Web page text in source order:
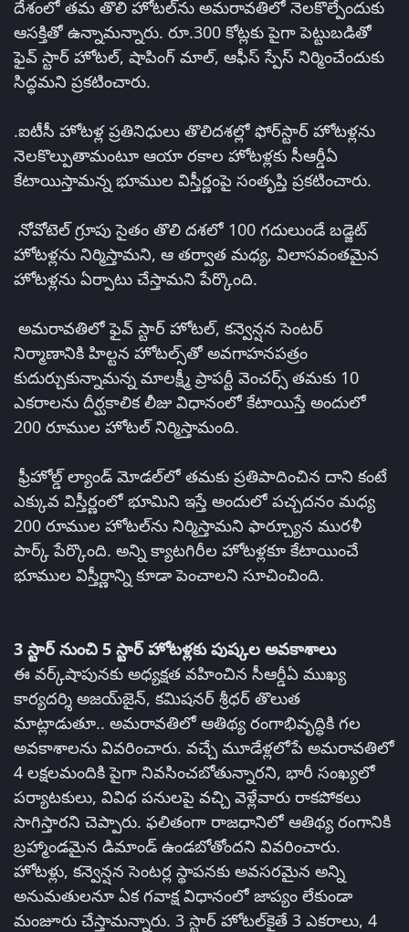
దేశంలో తమ తొలి హోటల్‌ను అమరావతిలో నెలకొల్పేందుకు
ఆసక్తితో ఉన్నామన్నారు. రూ.300 కోట్లకు పైగా పెట్టుబడితో
ఫైవ్‌ స్టార్‌ హోటల్‌, షాపింగ్‌ మాల్‌, ఆఫీస్‌ స్పేస్‌ నిర్మించేందుకు
సిద్ధమని ప్రకటించారు.
.ఐటీసీ హోటళ్ల ప్రతినిధులు తొలిదశల్లో ఫోర్‌స్టార్‌ హోటళ్లను
నెలకొల్పుతామంటూ ఆయా రకాల హోటళ్లకు సీఆర్డీఏ
కేటాయిస్తామన్న భూముల విస్తీర్ణంపై సంతృప్తి ప్రకటించారు.
నోవోటెల్‌ గ్రూపు సైతం తొలి దశలో 100 గదులుండే బడ్జెట్‌
హోటళ్లను నిర్మిస్తామని, ఆ తర్వాత మధ్య, విలాసవంతమైన
హోటళ్లను ఏర్పాటు చేస్తామని పేర్కొంది.
అమరావతిలో ఫైవ్‌ స్టార్‌ హోటల్‌, కన్వెన్షన సెంటర్‌
నిర్మాణానికి హిల్టన హోటల్స్‌తో అవగాహనపత్రం
కుదుర్చుకున్నామన్న మాలక్ష్మీ ప్రాపర్టీ వెంచర్స్‌ తమకు 10
ఎకరాలను దీర్ఘకాలిక లీజు విధానంలో కేటాయిస్తే అందులో
200 రూముల హోటల్‌ నిర్మిస్తామంది.
ఫ్రీహోల్డ్‌ ల్యాండ్‌ మోడల్‌లో తమకు ప్రతిపాదించిన దాని కంటే
ఎక్కువ విస్తీర్ణంలో భూమిని ఇస్తే అందులో పచ్చదనం మధ్య
200 రూముల హోటల్‌ను నిర్మిస్తామని ఫార్చ్యూన మురళీ
పార్క్‌ పేర్కొంది. అన్ని క్యాటగిరీల హోటళ్లకూ కేటాయించే
భూముల విస్తీర్ణాన్ని కూడా పెంచాలని సూచించింది.
3 స్టార్‌ నుంచి 5 స్టార్‌ హోటళ్లకు పుష్కల అవకాశాలు
ఈ వర్క్‌షాపునకు అధ్యక్షత వహించిన సీఆర్డీఏ ముఖ్య
కార్యదర్శి అజయ్‌జైన్, కమిషనర్‌ శ్రీధర్‌ తొలుత
మాట్లాడుతూ.. అమరావతిలో ఆతిథ్య రంగాభివృద్ధికి గల
అవకాశాలను వివరించారు. వచ్చే మూడేళ్లలోపే అమరావతిలో
4 లక్షలమందికి పైగా నివసించబోతున్నారని, భారీ సంఖ్యలో
పర్యాటకులు, వివిధ పనులపై వచ్చి వెళ్లేవారు రాకపోకలు
సాగిస్తారని చెప్పారు. ఫలితంగా రాజధానిలో ఆతిథ్య రంగానికి
బ్రహ్మాండమైన డిమాండ్‌ ఉండబోతోందని వివరించారు.
హోటళ్లు, కన్వెన్షన సెంటర్ల స్థాపనకు అవసరమైన అన్ని
అనుమతులనూ ఏక గవాక్ష విధానంలో జాప్యం లేకుండా
మంజూరు చేస్తామన్నారు. 3 స్టార్‌ హోటల్‌కైతే 3 ఎకరాలు, 4